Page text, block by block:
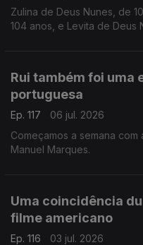
Zulina de Deus Nunes, de
104 anos, e Levita de Deus
Rui também foi uma
portuguesa
Ep. 117
06 jul. 2026
Começamos a semana com
Manuel Marques.
Uma coincidência
filme americano
Ep. 116
03 jul. 2026